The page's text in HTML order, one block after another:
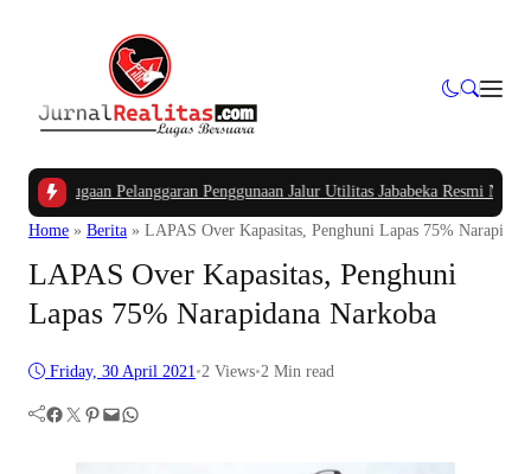
Dugaan Pelanggaran Penggunaan Jalur Utilitas Jababeka Resmi Naik ke
Home » Berita » LAPAS Over Kapasitas, Penghuni Lapas 75%
LAPAS Over Kapasitas, Penghuni
Lapas 75% Narapidana Narkoba
Friday, 30 April 2021•2 Views•2 Min read
Facebook Twitter Pinterest Mail WhatsApp